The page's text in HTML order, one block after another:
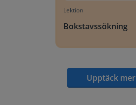
Lektion
Bokstavssökning
Upptäck mer